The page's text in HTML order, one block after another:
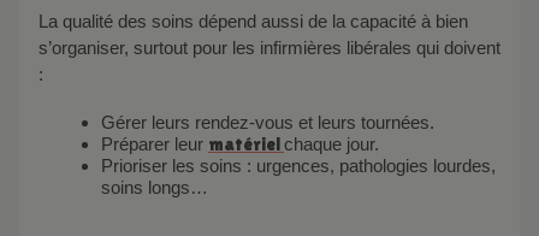
La qualité des soins dépend aussi de la capacité à bien
s’organiser, surtout pour les infirmières libérales qui doivent
:
Gérer leurs rendez-vous et leurs tournées.
Préparer leur matérielchaque jour.
Prioriser les soins : urgences, pathologies lourdes,
soins longs…